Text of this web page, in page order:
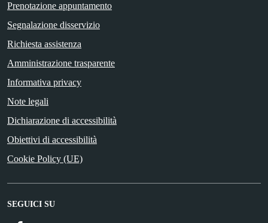
Prenotazione appuntamento
Segnalazione disservizio
Richiesta assistenza
Amministrazione trasparente
Informativa privacy
Note legali
Dichiarazione di accessibilità
Obiettivi di accessibilità
Cookie Policy (UE)
SEGUICI SU